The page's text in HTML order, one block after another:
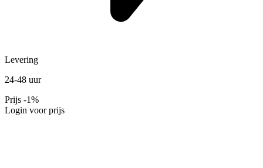
Levering
24-48 uur
Prijs -1%
Login voor prijs